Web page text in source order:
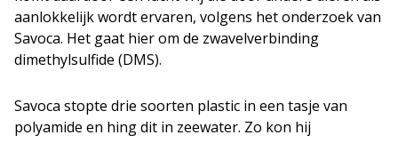
aanlokkelijk wordt ervaren, volgens het onderzoek van
Savoca. Het gaat hier om de zwavelverbinding
dimethylsulfide (DMS).
Savoca stopte drie soorten plastic in een tasje van
polyamide en hing dit in zeewater. Zo kon hij